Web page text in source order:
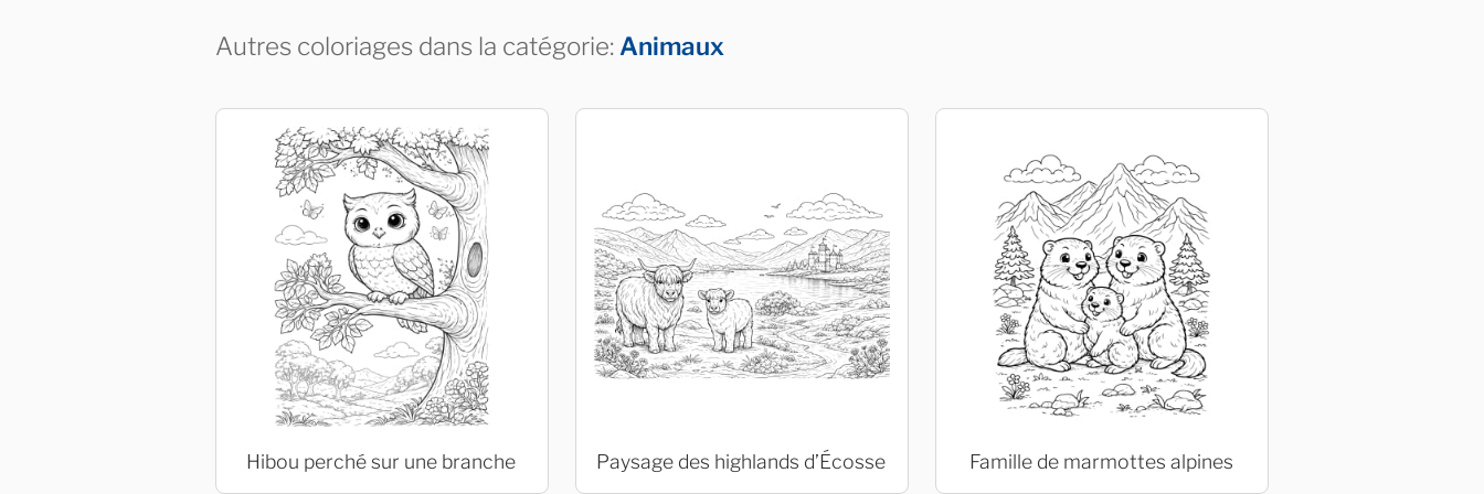
Autres coloriages dans la catégorie: Animaux
Hibou perché sur une branche Paysage des highlands d’Écosse Famille de marmottes alpines